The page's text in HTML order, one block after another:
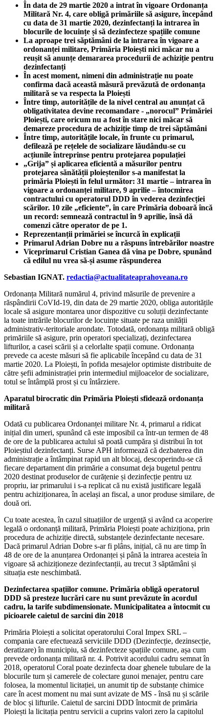
În data de 29 martie 2020 a intrat în vigoare Ordonanța
Militară Nr. 4, care obligă primăriile să asigure, începând
cu data de 31 martie 2020, dezinfectanți la intrarea în
blocurile de locuințe și să dezinfecteze spațiile comune
La aproape trei săptămâni de la intrarea în vigoare a
ordonanței militare, Primăria Ploiești nici măcar nu a
reușit să anunțe demararea procedurii de achiziție pentru
dezinfectanți
În acest moment, nimeni din administrație nu poate
confirma dacă această măsură prevăzută de ordonanța
militară se va respecta la Ploiești
Între timp, autoritățile de la nivel central au anunțat că
obligativitatea devine recomandare - „norocul” Primăriei
Ploiești, care oricum nu a fost în stare nici măcar să
demareze procedura de achiziție timp de trei săptămâni
Între timp, autoritățile locale, în frunte cu primarul,
defilează pe rețelele de socializare lăudându-se cu
acțiunile întreprinse pentru protejarea populației
„Grija” și aplicarea eficientă a măsurilor pentru
protejarea sănătății ploieștenilor s-a manifestat la
primăria Ploiești în felul următor: 31 martie – intrarea în
vigoare a ordonanței militare, 9 aprilie – întocmirea
contractului cu operatorul DDD în vederea dezinfecției
scărilor. 10 zile „eficiente”, în care Primăria doboară încă
un record: semnează contractul în 9 aprilie, însă dă
comenzi către operator de pe 1.
Reprezentanții primăriei se încurcă în explicații
Primarul Adrian Dobre nu a răspuns întrebărilor noastre
Viceprimarul Cristian Ganea dă vina pe Dobre, spunând
că edilul nu vrea să-și asume răspunderea
Sebastian IGNAT. redactia@actualitateaprahoveana.ro
Ordonanța Militară numărul 4, privind măsurile de prevenire a
răspândirii CoVId-19, din data de 29 martie 2020, obliga autoritățile
locale să asigure montarea unor dispozitive cu soluții dezinfectante
la toate intrările blocurilor de locuințe situate pe raza unității
administrativ-teritoriale arondate. Totodată, ordonanța militară obligă
primăriile să asigure, prin operatori specializați, dezinfectarea
lifturilor, a casei scării și a celorlalte spații comune. Ordonanța
prevede ca aceste măsuri să fie aplicabile începând cu data de 31
martie 2020. La Ploiești, în pofida mesajelor optimiste distribuite de
către șefii administrației prin intermediul mijloacelor de socializare,
totul se întâmplă prost și cu întârziere.
Aparatul birocratic din Primăria Ploiești sfidează ordonanța
militară
Odată cu publicarea Ordonanței militare Nr. 4, primarul a ridicat
inițial din umeri, spunând că este imposibil ca într-un termen de 48
de ore de la publicarea actului să poată cumpăra și distribui în tot
Ploieștiul dezinfectanți. Surse APH informează că dezbaterea din
administrație a întâmpinat rapid un alt blocaj, descoperindu-se că
fiecare departament din primărie a consumat deja bugetul pentru
2020 destinat produselor de curățenie și dezinfecție pentru uz
propriu, iar primarului i s-a replicat că nu există justificare legală
pentru achiziționarea, în același an fiscal, a unor produse similare, de
două ori.
Cu toate acestea, în cazul situațiilor de urgență și având ca acoperire
legală o ordonanță militară, Primăria Ploiești poate achiziționa, prin
procedura de achiziție directă, substanțele dezinfectante necesare.
Dacă primarul Adrian Dobre s-ar fi plâns, inițial, că nu are timp în
48 de ore de la anunțarea Ordonanței și până la intrarea acesteia în
vigoare să achiziționeze dezinfectanții, au trecut 3 săptămâni și
situația este neschimbată.
Dezinfectarea spațiilor comune. Primăria obligă operatorul
DDD să presteze lucrări care nu sunt prevăzute în acordul
cadru, la tarife subdimensionate. Municipalitatea a întocmit cu
picioarele caietul de sarcini din 2018
Primăria Ploiești a solicitat operatorului Coral Impex SRL –
compania care efectuează serviciile DDD (Dezinfecție, dezinsecție,
deratizare) în municipiu, să dezinfecteze spațiile comune, așa cum
prevede ordonanța militară nr. 4. Potrivit acordului cadru semnat în
2018, operatorul Coral poate dezinfecta doar ghenele tubulare de la
blocurile turn și camerele de colectare gunoi menajer, pentru care
folosea, la momentul licitației, un anumit tip de substanțe chimice
care în acest moment nu mai sunt avizate de MS - însă nu și scările
de bloc și lifturile. Caietul de sarcini DDD întocmit de primăria
Ploiești la licitația pentru servicii a cuprins valori zero la capitolul